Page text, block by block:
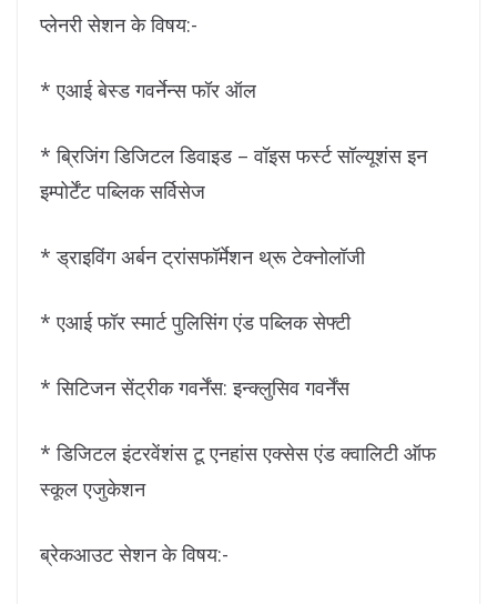
प्लेनरी सेशन के विषय:-
* एआई बेस्ड गवर्नेन्स फॉर ऑल
* ब्रिजिंग डिजिटल डिवाइड – वॉइस फर्स्ट सॉल्यूशंस इन
इम्पोर्टेंट पब्लिक सर्विसेज
* ड्राइविंग अर्बन ट्रांसफॉर्मेशन थ्रू टेक्नोलॉजी
* एआई फॉर स्मार्ट पुलिसिंग एंड पब्लिक सेफ्टी
* सिटिजन सेंट्रीक गवर्नेंस: इन्क्लुसिव गवर्नेंस
* डिजिटल इंटरवेंशंस टू एनहांस एक्सेस एंड क्वालिटी ऑफ
स्कूल एजुकेशन
ब्रेकआउट सेशन के विषय:-